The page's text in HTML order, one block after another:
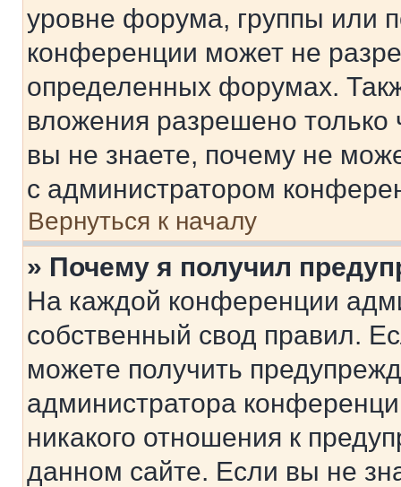
уровне форума, группы или
конференции может не
определенных форумах.
вложения разрешено
вы не знаете, почему не
с администратором
Вернуться к началу
» Почему я получил
На каждой конференции
собственный свод правил.
можете получить
администратора
никакого отношения к
данном сайте. Если вы не